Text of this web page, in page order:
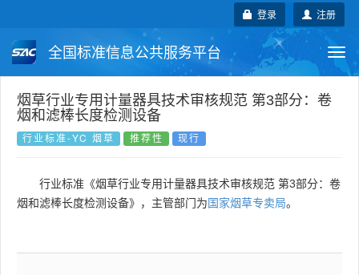
注册
登录
全国标准信息公共服务平台
国家标准 行业标准 地方标准
团体标准 企业标准
国外标准 技术委员会
烟草行业专用计量器具技术审核规范 第3部分：卷
烟和滤棒长度检测设备
行业标准-YC 烟草 推荐性 现行
行业标准《烟草行业专用计量器具技术审核规范 第3部分：卷
烟和滤棒长度检测设备》，主管部门为国家烟草专卖局。